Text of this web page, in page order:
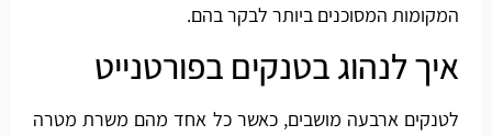
המקומות המסוכנים ביותר לבקר בהם.
איך לנהוג בטנקים בפורטנייט
לטנקים ארבעה מושבים, כאשר כל אחד מהם משרת מטרה